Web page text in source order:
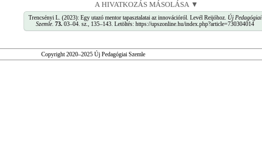
A HIVATKOZÁS MÁSOLÁSA ▼
Trencsényi L. (2023): Egy utazó mentor tapasztalatai az innovációról. Levél Reijóhoz. Új Pedagógiai
Szemle. 73. 03–04. sz., 135–143. Letöltés: https://upszonline.hu/index.php?article=730304014
Copyright 2020–2025 Új Pedagógiai Szemle